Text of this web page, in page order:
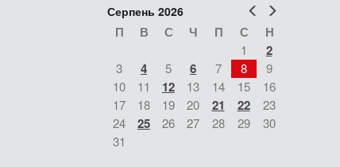
Попер
Серпень 2026
П В С Ч П С Н
1 2
3 4 5 6 7 8
9
10
11 12 13 14 15
16
17
18 19 20 21 22
23
24
25 26 27 28 29
30
31